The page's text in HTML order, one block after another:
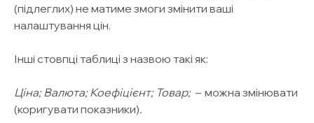
(підлеглих) не матиме змоги змінити ваші
налаштування цін.
Інші стовпці таблиці з назвою такі як:
Ціна; Валюта; Коефіцієнт; Товар; – можна змінювати
(коригувати показники).